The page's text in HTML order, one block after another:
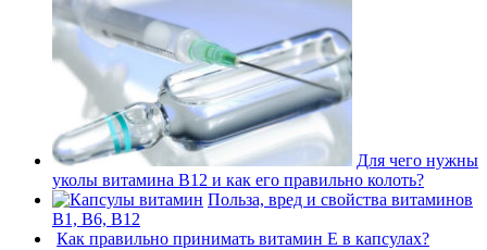
Для чего нужны
уколы витамина В12 и как его правильно колоть?
Польза, вред и свойства витаминов
В1, В6, В12
Как правильно принимать витамин Е в капсулах?